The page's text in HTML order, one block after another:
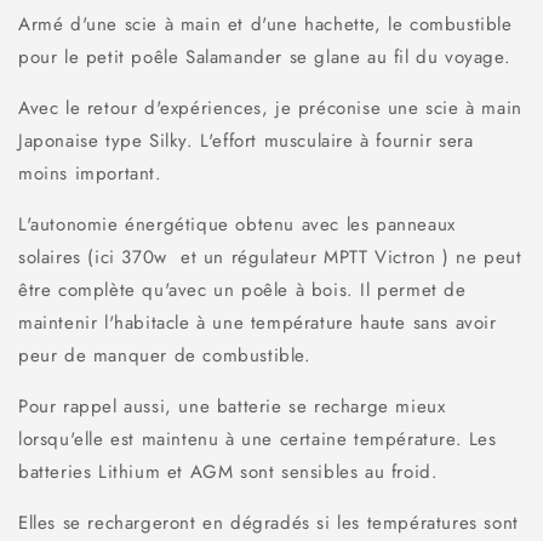
Armé d'une scie à main et d'une hachette, le combustible
pour le petit poêle Salamander se glane au fil du voyage.
Avec le retour d'expériences, je préconise une scie à main
Japonaise type Silky. L'effort musculaire à fournir sera
moins important.
L'autonomie énergétique obtenu avec les panneaux
solaires (ici 370w et un régulateur MPTT Victron ) ne peut
être complète qu'avec un poêle à bois. Il permet de
maintenir l'habitacle à une température haute sans avoir
peur de manquer de combustible.
Pour rappel aussi, une batterie se recharge mieux
lorsqu'elle est maintenu à une certaine température. Les
batteries Lithium et AGM sont sensibles au froid.
Elles se rechargeront en dégradés si les températures sont